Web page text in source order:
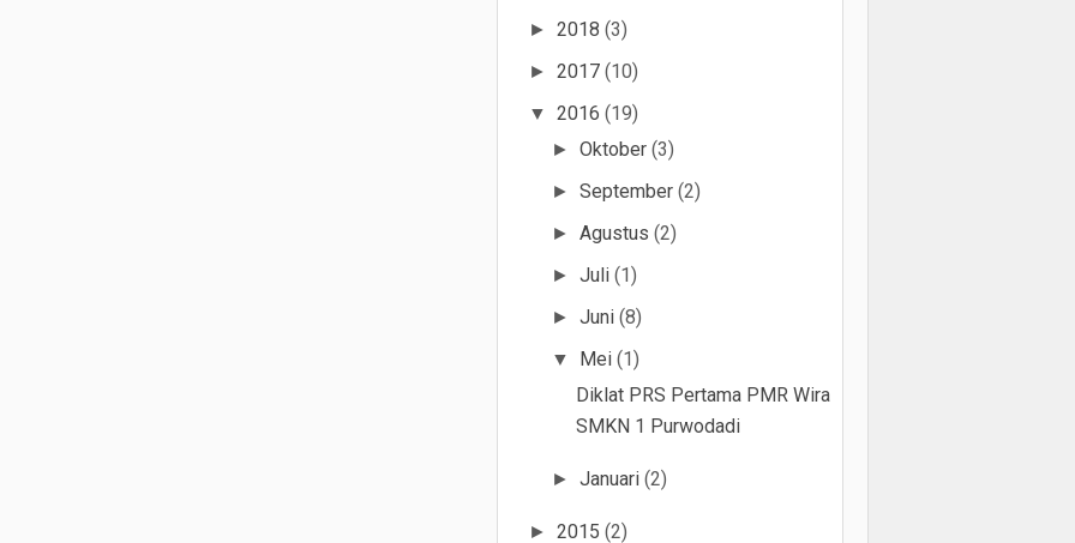
► 2018 (3)
► 2017 (10)
▼ 2016 (19)
► Oktober (3)
► September (2)
► Agustus (2)
► Juli (1)
► Juni (8)
▼ Mei (1)
Diklat PRS Pertama PMR Wira
SMKN 1 Purwodadi
► Januari (2)
► 2015 (2)